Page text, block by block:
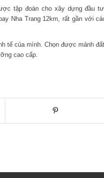
tập đoàn cho xây dựng đầu tư.
Nha Trang 12km, rất gần với
tế của mình. Chọn được mảnh đất
cao cấp.